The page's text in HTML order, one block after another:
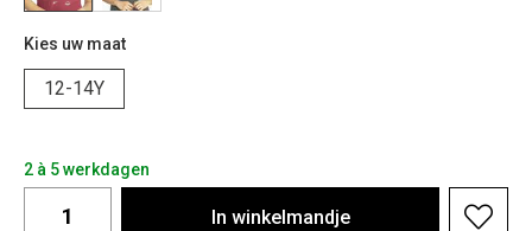
Kies uw maat
12-14Y
2 à 5 werkdagen
In winkelmandje